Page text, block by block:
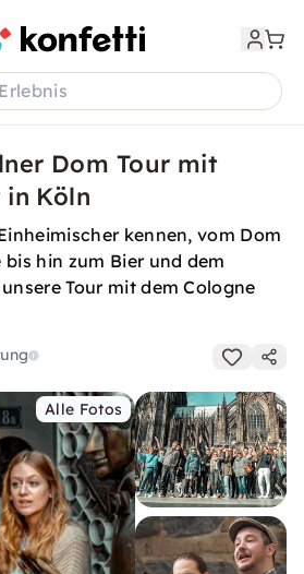
Dom Tour mit
Köln
kennen, vom Dom
hin zum Bier und dem
Tour mit dem Cologne
Alle Fotos